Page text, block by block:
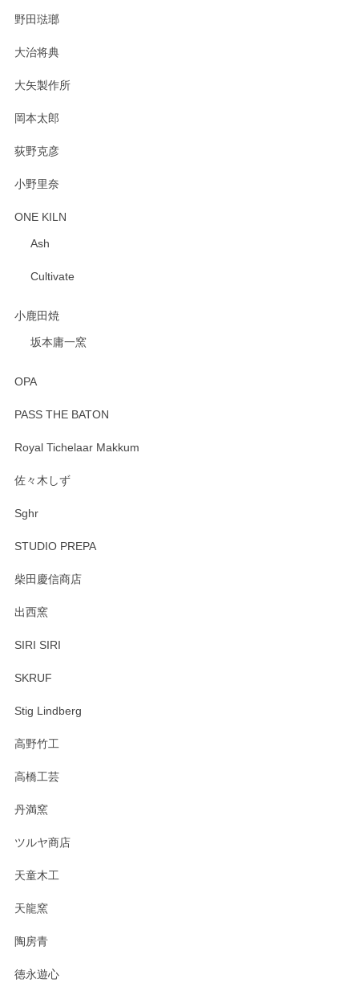
野田琺瑯
大治将典
大矢製作所
岡本太郎
荻野克彦
小野里奈
ONE KILN
Ash
Cultivate
小鹿田焼
坂本庸一窯
OPA
PASS THE BATON
Royal Tichelaar Makkum
佐々木しず
Sghr
STUDIO PREPA
柴田慶信商店
出西窯
SIRI SIRI
SKRUF
Stig Lindberg
高野竹工
高橋工芸
丹満窯
ツルヤ商店
天童木工
天龍窯
陶房青
徳永遊心